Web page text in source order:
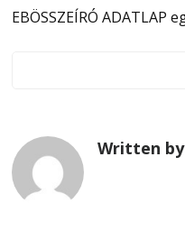
EBÖSSZEÍRÓ ADATLAP
Written